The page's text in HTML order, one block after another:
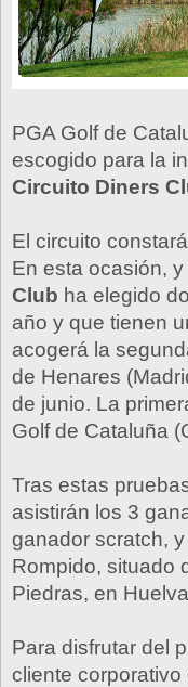
PGA Golf de
escogido para la
Circuito Diners
El circuito
En esta ocasión,
Club ha elegido
año y que tienen
acogerá la
de Henares
de junio. La
Golf de Cataluña
Tras estas
asistirán los 3
ganador scratch,
Rompido, situado
Piedras, en
Para disfrutar del
cliente corporativo